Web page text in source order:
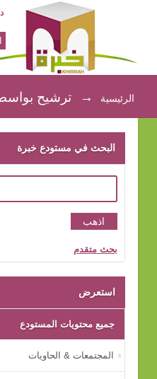
ترشيح بواسطة:
الرئيسية → ترشيح
البحث في مستودع خبرة
بحث متقدم
استعرض
جميع محتويات المستودع
المجتمعات & الحاويات